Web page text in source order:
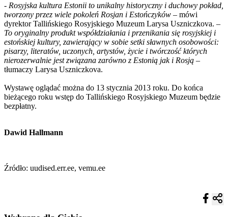
- Rosyjska kultura Estonii to unikalny historyczny i duchowy pokład,
tworzony przez wiele pokoleń Rosjan i Estończyków – mówi
dyrektor Tallińskiego Rosyjskiego Muzeum Larysa Uszniczkova. –
To oryginalny produkt współdziałania i przenikania się rosyjskiej i
estońskiej kultury, zawierający w sobie setki sławnych osobowości:
pisarzy, literatów, uczonych, artystów, życie i twórczość których
nierozerwalnie jest związana zarówno z Estonią jak i Rosją –
tłumaczy Larysa Uszniczkova.
Wystawę oglądać można do 13 stycznia 2013 roku. Do końca
bieżącego roku wstęp do Tallińskiego Rosyjskiego Muzeum będzie
bezpłatny.
Dawid Hallmann
Źródło: uudised.err.ee, vemu.ee